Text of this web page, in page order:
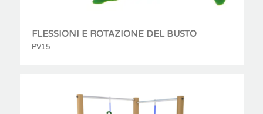
FLESSIONI E ROTAZIONE DEL BUSTO
PV15